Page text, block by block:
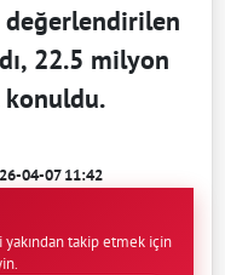
değerlendirilen
22.5 milyon
konuldu.
04-07 11:42
takip etmek için